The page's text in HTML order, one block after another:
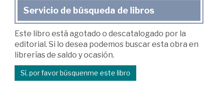
Servicio de búsqueda de libros
Este libro está agotado o descatalogado por la
editorial. Si lo desea podemos buscar esta obra en
librerías de saldo y ocasión.
Sí, por favor búsquenme este libro